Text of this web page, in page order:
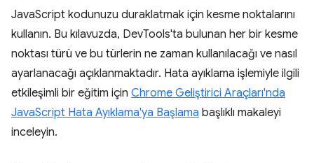
JavaScript kodunuzu duraklatmak için kesme noktalarını
kullanın. Bu kılavuzda, DevTools'ta bulunan her bir kesme
noktası türü ve bu türlerin ne zaman kullanılacağı ve nasıl
ayarlanacağı açıklanmaktadır. Hata ayıklama işlemiyle ilgili
etkileşimli bir eğitim için Chrome Geliştirici Araçları'nda
JavaScript Hata Ayıklama'ya Başlama başlıklı makaleyi
inceleyin.